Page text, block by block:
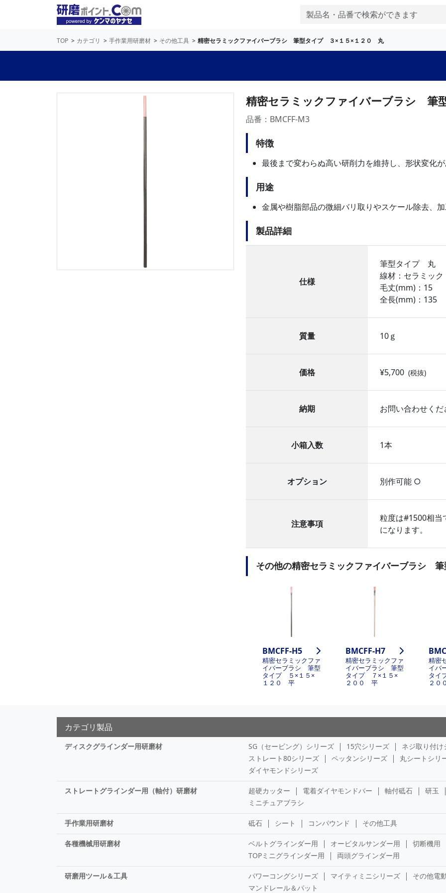
TOP カテゴリ 手作業用研磨材 その他工具 精密セラミックファイバーブラシ 筆型タイプ ３×１５×１２０ 丸
精密セラミックファイバーブラシ
品番：BMCFF-M3
特徴
最後まで変わらぬ高い研削力を維持し、形状変化
用途
金属や樹脂部品の微細バリ取りやスケール除去、
製品詳細
仕様
筆型タイプ 丸
線材：セラミック
毛丈(mm)：15
全長(mm)：135
質量 10ｇ
価格 ¥5,700 (税抜)
納期 お問い合わせくだ
小箱入数 1本
オプション 別作可能 ○
注意事項
粒度は#1500相当
になります。
その他の精密セラミックファイバーブラシ 筆
BMCFF-H5
精密セラミックファ
イバーブラシ 筆型
タイプ ５×１５×
１２０ 平
BMCFF-H7
精密セラミックファ
イバーブラシ 筆型
タイプ ７×１５×
２００ 平
精密
イバ
タイ
２
カテゴリ製品
ディスクグラインダー用研磨材 SG（セービング）シリーズ 15穴シリーズ
ネジ取り付け
ストレート80シリーズ
ペッタンシリーズ
丸シートシリ
ダイヤモンドシリーズ
ストレートグラインダー用（軸付）研磨材 超硬カッター 電着ダイヤモンドバー 軸付砥石
研玉
ミニチュアブラシ
手作業用研磨材 砥石 シート コンパウンド その他工具
各種機械用研磨材 ベルトグラインダー用 オービタルサンダー用
切断機用
TOPミニグラインダー用
両頭グラインダー用
研磨用ツール＆工具 パワーコングシリーズ マイティミニシリーズ
その他電
マンドレール＆パット